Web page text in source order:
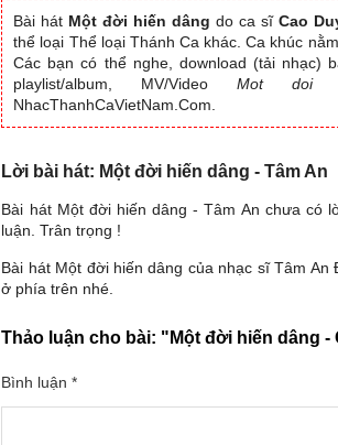
Bài hát Một đời hiến dâng do ca sĩCao
thể loại Thể loại Thánh Ca khác. Ca khúc
Các bạn có thể nghe, download (tải nhạc)
playlist/album, MV/VideoMot doi
NhacThanhCaVietNam.Com.
Lời bài hát: Một đời hiến dâng - Tâm An
Bài hát Một đời hiến dâng - Tâm An chưa có
luận. Trân trọng !
Bài hát Một đời hiến dâng của nhạc sĩ Tâm
ở phía trên nhé.
Thảo luận cho bài: "Một đời hiến dâng -
Bình luận*